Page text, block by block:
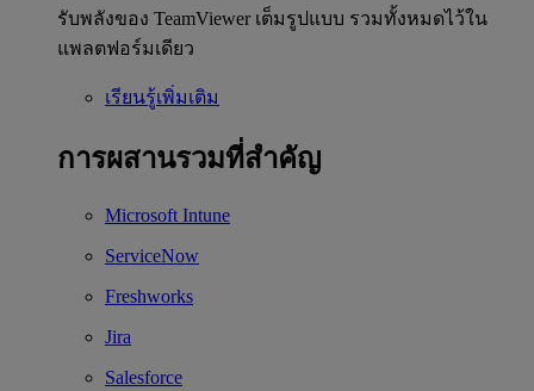
รับพลังของ TeamViewer เต็มรูปแบบ รวมทั้งหมดไว้ใน
แพลตฟอร์มเดียว
เรียนรู้เพิ่มเติม
การผสานรวมที่สำคัญ
Microsoft Intune
ServiceNow
Freshworks
Jira
Salesforce